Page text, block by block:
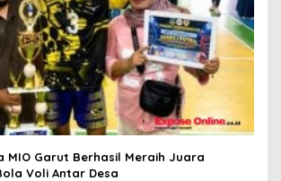
MIO Garut Berhasil Meraih Juara
Voli Antar Desa